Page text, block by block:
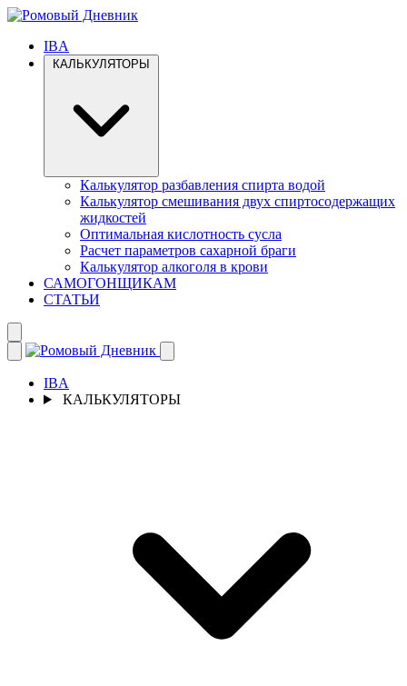
IBA
Калькулятор разбавления спирта водой
Калькулятор смешивания двух спиртосодержащих
жидкостей
Оптимальная кислотность сусла
Расчет параметров сахарной браги
Калькулятор алкоголя в крови
САМОГОНЩИКАМ
СТАТЬИ
IBA
КАЛЬКУЛЯТОРЫ